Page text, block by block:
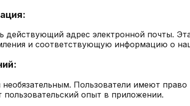
действующий адрес электронной почты.
и соответствующую информацию о
Пользователи имеют
опыт в приложении.